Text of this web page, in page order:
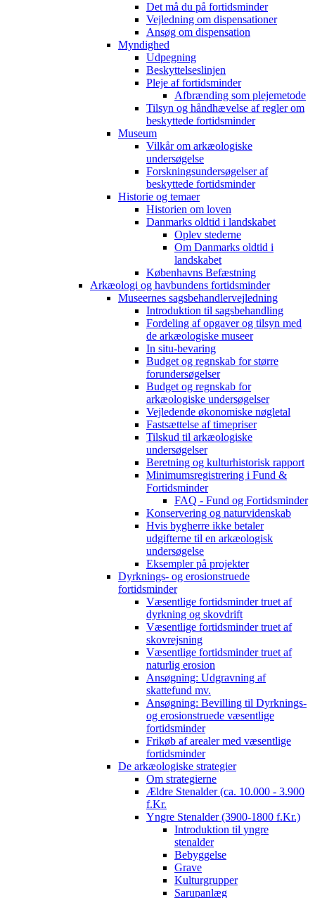
Det må du på fortidsminder
Vejledning om dispensationer
Ansøg om dispensation
Myndighed
Udpegning
Beskyttelseslinjen
Pleje af fortidsminder
Afbrænding som plejemetode
Tilsyn og håndhævelse af regler om
beskyttede fortidsminder
Museum
Vilkår om arkæologiske
undersøgelse
Forskningsundersøgelser af
beskyttede fortidsminder
Historie og temaer
Historien om loven
Danmarks oldtid i landskabet
Oplev stederne
Om Danmarks oldtid i
landskabet
Københavns Befæstning
Arkæologi og havbundens fortidsminder
Museernes sagsbehandlervejledning
Introduktion til sagsbehandling
Fordeling af opgaver og tilsyn med
de arkæologiske museer
In situ-bevaring
Budget og regnskab for større
forundersøgelser
Budget og regnskab for
arkæologiske undersøgelser
Vejledende økonomiske nøgletal
Fastsættelse af timepriser
Tilskud til arkæologiske
undersøgelser
Beretning og kulturhistorisk rapport
Minimumsregistrering i Fund &
Fortidsminder
FAQ - Fund og Fortidsminder
Konservering og naturvidenskab
Hvis bygherre ikke betaler
udgifterne til en arkæologisk
undersøgelse
Eksempler på projekter
Dyrknings- og erosionstruede
fortidsminder
Væsentlige fortidsminder truet af
dyrkning og skovdrift
Væsentlige fortidsminder truet af
skovrejsning
Væsentlige fortidsminder truet af
naturlig erosion
Ansøgning: Udgravning af
skattefund mv.
Ansøgning: Bevilling til Dyrknings-
og erosionstruede væsentlige
fortidsminder
Frikøb af arealer med væsentlige
fortidsminder
De arkæologiske strategier
Om strategierne
Ældre Stenalder (ca. 10.000 - 3.900
f.Kr.
Yngre Stenalder (3900-1800 f.Kr.)
Introduktion til yngre
stenalder
Bebyggelse
Grave
Kulturgrupper
Sarupanlæg